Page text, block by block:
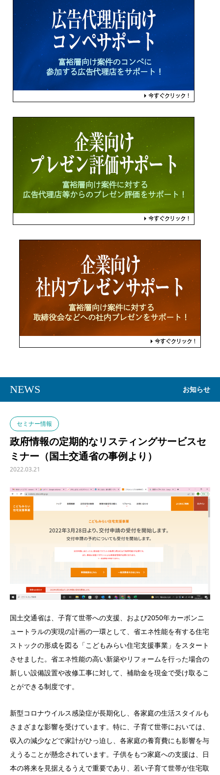
NEWS お知らせ
セミナー情報
政府情報の定期的なリスティングサービスセ
ミナー（国土交通省の事例より）
2022.03.21
国土交通省は、子育て世帯への支援、および2050年カーボンニ
ュートラルの実現の計画の一環として、省エネ性能を有する住宅
ストックの形成を図る「こどもみらい住宅支援事業」をスタート
させました。省エネ性能の高い新築やリフォームを行った場合の
新しい設備設置や改修工事に対して、補助金を現金で受け取るこ
とができる制度です。
新型コロナウイルス感染症が長期化し、各家庭の生活スタイルも
さまざまな影響を受けています。特に、子育て世帯においては、
収入の減少などで家計がひっ迫し、各家庭の養育費にも影響を与
えうることが懸念されています。子供をもつ家庭への支援は、日
本の将来を見据えるうえで重要であり、若い子育て世帯が住宅取